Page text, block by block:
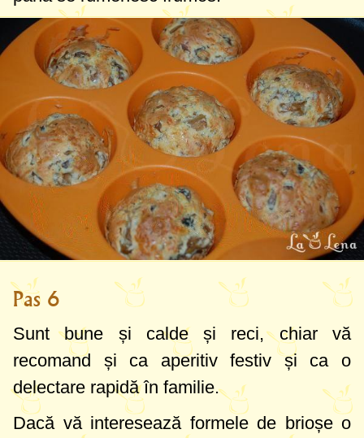
Pas 6
Sunt bune și calde și reci, chiar vă
recomand și ca aperitiv festiv și ca o
delectare rapidă în familie.
Dacă vă interesează formele de brioșe o